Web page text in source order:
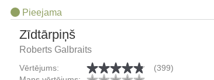
Pieejama
Zīdtārpiņš
Roberts Galbraits
Vērtējums:
(399)